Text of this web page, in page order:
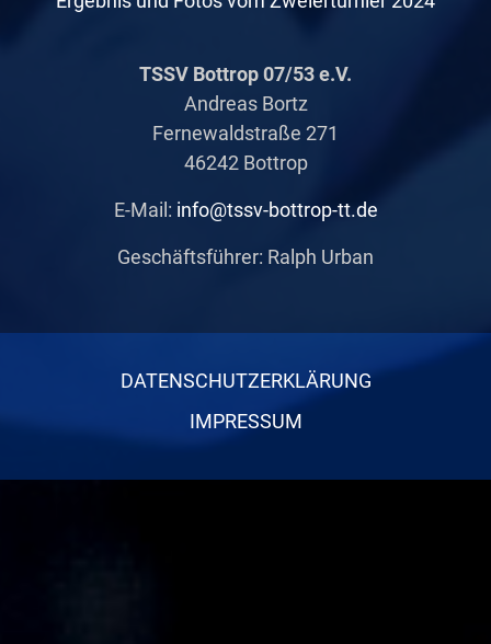
TSSV Bottrop 07/53 e.V.
Andreas Bortz
Fernewaldstraße 271
46242 Bottrop
E-Mail: info@tssv-bottrop-tt.de
Geschäftsführer: Ralph Urban
DATENSCHUTZERKLÄRUNG
IMPRESSUM